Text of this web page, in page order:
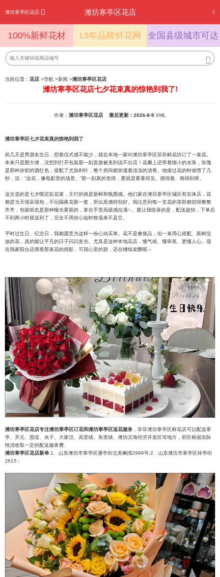
潍坊寒亭区花店- 潍坊寒亭区花店
100%新鲜花材 13年品牌鲜花网 全国县级城市可达
当前位置： 花店 >导航 >新闻 >潍坊寒亭区花店
潍坊寒亭区花店七夕花束真的惊艳到我了!
作者： 潍坊寒亭区花店 最后更新：2026-8-9 XML
潍坊寒亭区七夕花束真的惊艳到我了
前几天是男朋友生日，想着仪式感不能少，就在本地一家叫潍坊寒亭区菲菲鲜花坊订了一束花。
本来只是图方便，没想到打开包装那一刻直接被美到说不出话！花瓣上还带着细小的水珠，玫瑰
是那种浓郁的酒红色，搭配了尤加利叶，整个房间都弥漫着淡淡的清香。他接过花的时候愣了几
秒，说：“这花，像电影里的场景。”那一刻真的觉得，爱就是要看得见、摸得着、闻得到呀。
这次选的是七夕限定款花束，主打的就是新鲜和氛围感。他们家在潍坊寒亭区城区有实体店，花
都是当天现采现包，不玩隔夜花那一套，所以质感特别好。我注意到每一支花的茎部都切得整整
齐齐，包装纸也是那种哑光雾面的，拿在手里高级感拉满✨。最让我惊喜的是，配送超快，下单后
不到两小时就送到了，完全不用担心临时救场来不及⏰。
平时过生日、纪念日，我都愿意为这样一份心动买单。花不是奢侈品，但一束用心搭配、新鲜绽
放的花，真的能让平凡的日子闪闪发光。尤其是这种本地花店，懂气候、懂审美、更懂人心。现
在我家阳台还摆着那束花的残影，可我心里的甜，还在继续发酵呢～
潍坊寒亭区花店专注潍坊寒亭区订花和潍坊寒亭区送花服务 ，菲菲潍坊寒亭区鲜花店可以配送寒
亭、开元、固堤、央子、大家洼、高里镇、朱里镇、潍坊滨海经济开发区等地方，郊区根据实际
情况收取一定的配送服务费.
潍坊寒亭区花店新单:1、山东潍坊市寒亭区通亭街北美枫情2999号;2、山东潍坊市寒亭区祥亭街
2615 ;